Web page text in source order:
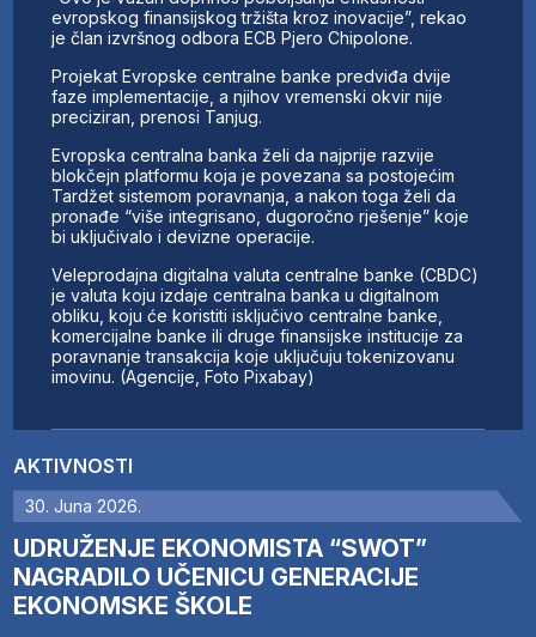
AKTIVNOSTI
30. Juna 2026.
UDRUŽENJE EKONOMISTA “SWOT”
NAGRADILO UČENICU GENERACIJE
EKONOMSKE ŠKOLE
evropskog finansijskog tržišta kroz inovacije”, rekao
je član izvršnog odbora ECB Pjero Chipolone.
Projekat Evropske centralne banke predviđa dvije
faze implementacije, a njihov vremenski okvir nije
preciziran, prenosi Tanjug.
Evropska centralna banka želi da najprije razvije
blokčejn platformu koja je povezana sa postojećim
Tardžet sistemom poravnanja, a nakon toga želi da
pronađe “više integrisano, dugoročno rješenje” koje
bi uključivalo i devizne operacije.
Veleprodajna digitalna valuta centralne banke (CBDC)
je valuta koju izdaje centralna banka u digitalnom
obliku, koju će koristiti isključivo centralne banke,
komercijalne banke ili druge finansijske institucije za
poravnanje transakcija koje uključuju tokenizovanu
imovinu. (Agencije, Foto Pixabay)